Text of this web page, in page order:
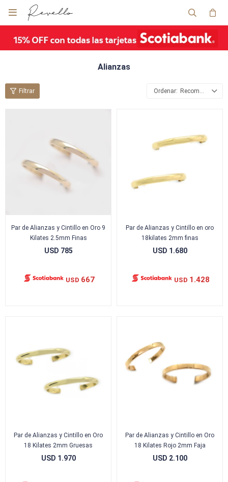

Alianzas
Recomendados
Par de Alianzas y Cintillo en Oro 9
Kilates 2.5mm Finas
USD 785
USD 667
Par de Alianzas y Cintillo en oro
18kilates 2mm finas
USD 1.680
USD 1.428
Par de Alianzas y Cintillo en Oro
18 Kilates 2mm Gruesas
USD 1.970
Par de Alianzas y Cintillo en Oro
18 Kilates Rojo 2mm Faja
USD 2.100